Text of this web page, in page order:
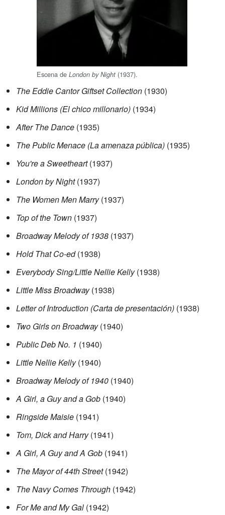
Escena de London by Night (1937).
The Eddie Cantor Giftset Collection (1930)
Kid Millions (El chico millonario) (1934)
After The Dance (1935)
The Public Menace (La amenaza pública) (1935)
You're a Sweetheart(1937)
London by Night(1937)
The Women Men Marry(1937)
Top of the Town (1937)
Broadway Melody of 1938 (1937)
Hold That Co-ed(1938)
Everybody Sing/Little Nellie Kelly(1938)
Little Miss Broadway(1938)
Letter of Introduction (Carta de presentación) (1938)
Two Girls on Broadway(1940)
Public Deb No. 1 (1940)
Little Nellie Kelly(1940)
Broadway Melody of 1940 (1940)
A Girl, a Guy and a Gob (1940)
Ringside Maisie (1941)
Tom, Dick and Harry(1941)
A Girl, A Guy and A Gob (1941)
The Mayor of 44th Street(1942)
The Navy Comes Through (1942)
For Me and My Gal (1942)